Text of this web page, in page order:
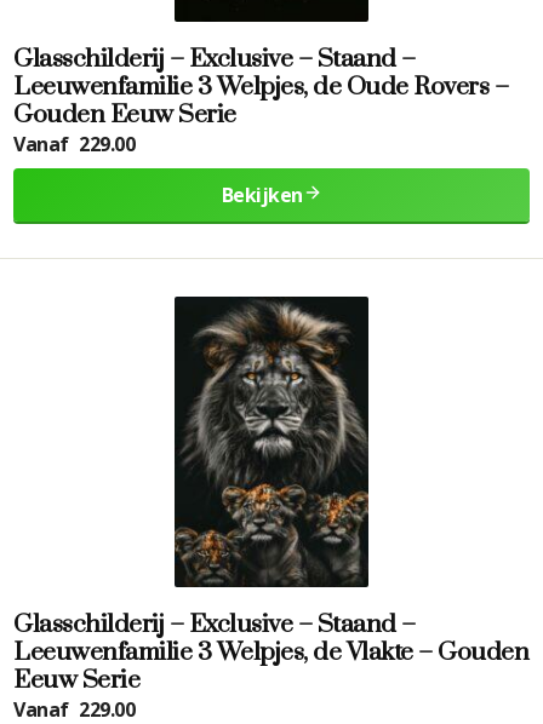
Glasschilderij – Exclusive – Staand –
Leeuwenfamilie 3 Welpjes, de Oude Rovers –
Gouden Eeuw Serie
Vanaf 229.00
Bekijken
Glasschilderij – Exclusive – Staand –
Leeuwenfamilie 3 Welpjes, de Vlakte – Gouden
Eeuw Serie
Vanaf 229.00